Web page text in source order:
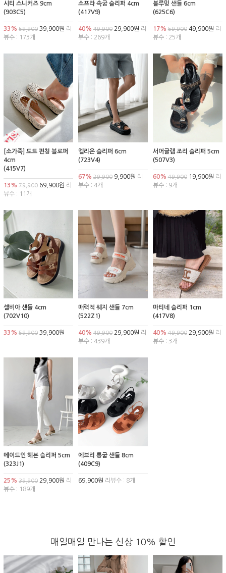
시티 스니커즈 9cm
(903C5)
33% 59,900 39,900원 리
뷰수 : 173개
소프라 속굽 슬리퍼 4cm
(417V9)
40% 49,90029,900원 리
뷰수 : 269개
블루밍 샌들 6cm
(625C6)
17% 59,90049,900원 리
뷰수 : 25개
[소가죽] 도트 펀칭 블로퍼
4cm
(415V7)
13% 79,900 69,900원 리
뷰수 : 11개
엘리온 슬리퍼 6cm
(723V4)
67% 29,9009,900원 리
뷰수 : 4개
서머글램 조리 슬리퍼 5cm
(507V3)
60% 49,90019,900원 리
뷰수 : 9개
셀비아 샌들 4cm
(702V10)
33% 59,900 39,900원
매력적 웨지 샌들 7cm
(522Z1)
40% 49,90029,900원 리
뷰수 : 439개
마티네 슬리퍼 1cm
(417V8)
40% 49,90029,900원 리
뷰수 : 3개
메이드인 헤븐 슬리퍼 5cm
(323J1)
25% 39,900 29,900원 리
뷰수 : 189개
에브리 통굽 샌들 8cm
(409C9)
69,900원 리뷰수 : 8개
매일매일 만나는 신상 10% 할인